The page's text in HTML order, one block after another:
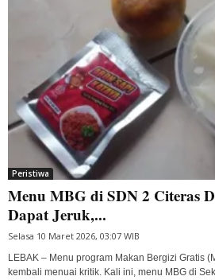
Peristiwa
Menu MBG di SDN 2 Citeras
Dapat Jeruk,...
Selasa 10 Maret 2026, 03:07 WIB
LEBAK – Menu program Makan Bergizi Gratis
kembali menuai kritik. Kali ini, menu MBG di